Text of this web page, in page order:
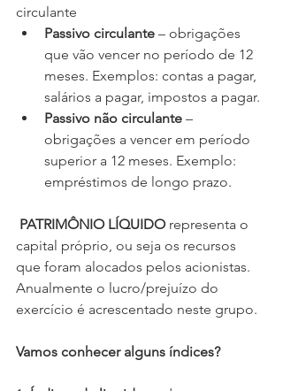
circulante
Passivo circulante – obrigações
que vão vencer no período de 12
meses. Exemplos: contas a pagar,
salários a pagar, impostos a pagar.
Passivo não circulante –
obrigações a vencer em período
superior a 12 meses. Exemplo:
empréstimos de longo prazo.
PATRIMÔNIO LÍQUIDO representa o
capital próprio, ou seja os recursos
que foram alocados pelos acionistas.
Anualmente o lucro/prejuízo do
exercício é acrescentado neste grupo.
Vamos conhecer alguns índices?